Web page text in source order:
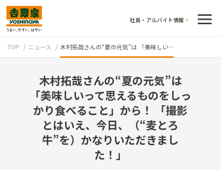
社員・アルバイト情報
テイクアウト
TOP ニュース 木村拓哉さんの“夏の元気”は 「美味しい…
木村拓哉さんの“夏の元気”は
「美味しいって思えるものをしっ
かり食べること」から！ 「撮影
とはいえ、今日、（“麦とろ
牛”を）かなりいただきまし
た！」